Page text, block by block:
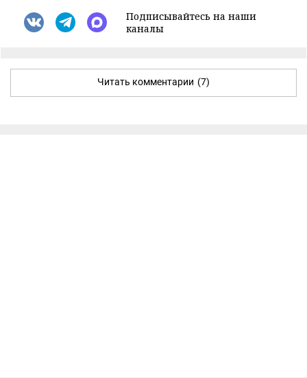
Подписывайтесь на наши
каналы
Читать комментарии (7)